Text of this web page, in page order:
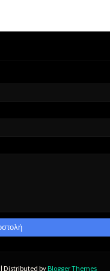
| Distributed by Blogger Themes